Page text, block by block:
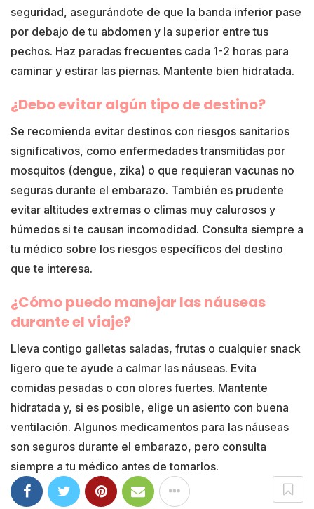
seguridad, asegurándote de que la banda inferior pase
por debajo de tu abdomen y la superior entre tus
pechos. Haz paradas frecuentes cada 1-2 horas para
caminar y estirar las piernas. Mantente bien hidratada.
¿Debo evitar algún tipo de destino?
Se recomienda evitar destinos con riesgos sanitarios
significativos, como enfermedades transmitidas por
mosquitos (dengue, zika) o que requieran vacunas no
seguras durante el embarazo. También es prudente
evitar altitudes extremas o climas muy calurosos y
húmedos si te causan incomodidad. Consulta siempre a
tu médico sobre los riesgos específicos del destino
que te interesa.
¿Cómo puedo manejar las náuseas
durante el viaje?
Lleva contigo galletas saladas, frutas o cualquier snack
ligero que te ayude a calmar las náuseas. Evita
comidas pesadas o con olores fuertes. Mantente
hidratada y, si es posible, elige un asiento con buena
ventilación. Algunos medicamentos para las náuseas
son seguros durante el embarazo, pero consulta
siempre a tu médico antes de tomarlos.